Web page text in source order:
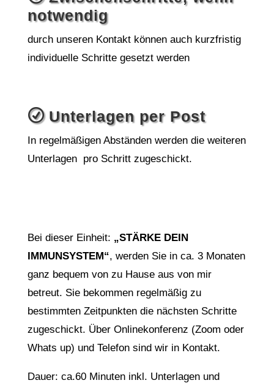
notwendig
durch unseren Kontakt können auch kurzfristig
individuelle Schritte gesetzt werden
RUnterlagen per Post
In regelmäßigen Abständen werden die weiteren
Unterlagen pro Schritt zugeschickt.
Bei dieser Einheit: „STÄRKE DEIN
IMMUNSYSTEM“, werden Sie in ca. 3 Monaten
ganz bequem von zu Hause aus von mir
betreut. Sie bekommen regelmäßig zu
bestimmten Zeitpunkten die nächsten Schritte
zugeschickt. Über Onlinekonferenz (Zoom oder
Whats up) und Telefon sind wir in Kontakt.
Dauer: ca.60 Minuten inkl. Unterlagen und